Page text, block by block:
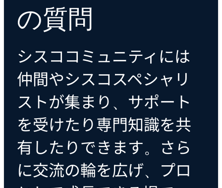
の質問
シスココミュニティには
仲間やシスコスペシャリ
ストが集まり、サポート
を受けたり専門知識を共
有したりできます。さら
に交流の輪を広げ、プロ